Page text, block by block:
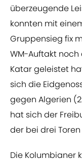
überzeugende
konnten mit
Gruppensieg fix
WM-Auftakt
Katar geleistet
sich die
gegen Algerien
hat sich der
der bei drei
Die Kolumbianer